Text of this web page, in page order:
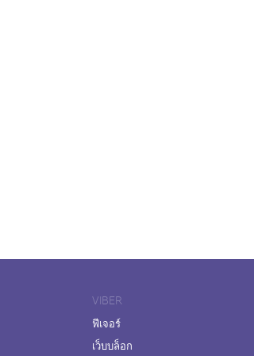
VIBER
ฟีเจอร์
เว็บบล็อก